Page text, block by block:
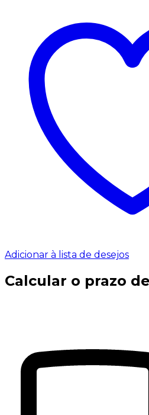
Adicionar à lista de desejos
Calcular o prazo